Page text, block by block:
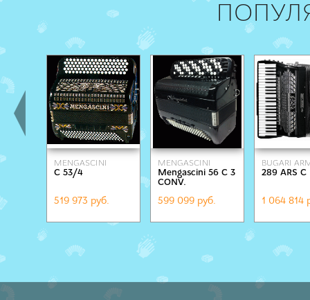
MENGASCINI
C 53/4
519 973 руб.
MENGASCINI
Mengascini 56 С 3
CONV.
599 099 руб.
BUGARI
289 ARS C
1 064 814